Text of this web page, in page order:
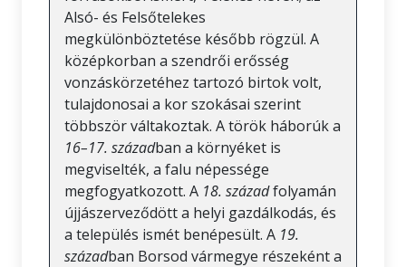
Alsó- és Felsőtelekes
megkülönböztetése később rögzül. A
középkorban a szendrői erősség
vonzáskörzetéhez tartozó birtok volt,
tulajdonosai a kor szokásai szerint
többször váltakoztak. A török háborúk a
16–17. században a környéket is
megviselték, a falu népessége
megfogyatkozott. A 18. századfolyamán
újjászerveződött a helyi gazdálkodás, és
a település ismét benépesült. A 19.
században Borsod vármegye részeként a